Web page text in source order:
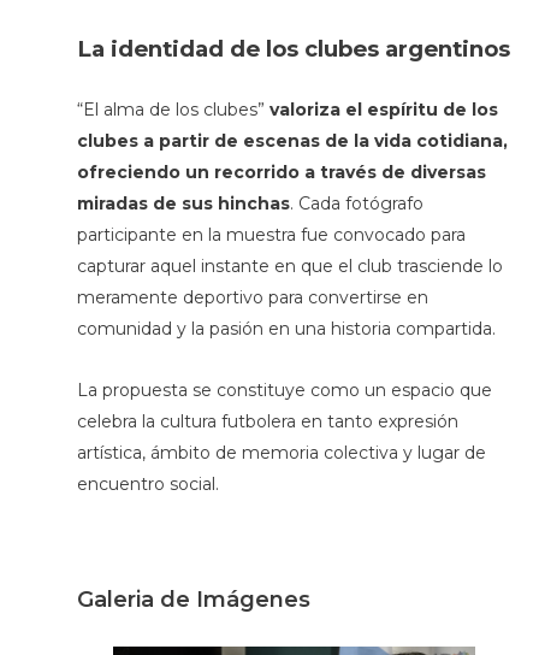
La identidad de los clubes argentinos
“El alma de los clubes” valoriza el espíritu de los
clubes a partir de escenas de la vida cotidiana,
ofreciendo un recorrido a través de diversas
miradas de sus hinchas. Cada fotógrafo
participante en la muestra fue convocado para
capturar aquel instante en que el club trasciende lo
meramente deportivo para convertirse en
comunidad y la pasión en una historia compartida.
La propuesta se constituye como un espacio que
celebra la cultura futbolera en tanto expresión
artística, ámbito de memoria colectiva y lugar de
encuentro social.
Galeria de Imágenes